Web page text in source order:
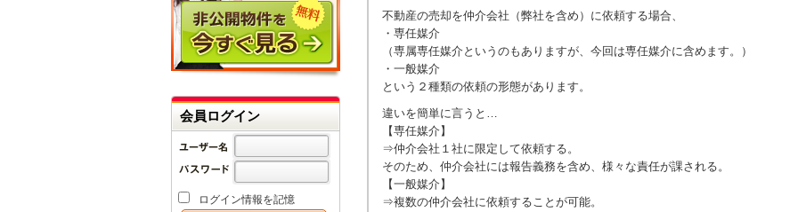
不動産の売却を仲介会社（弊社を含め）に依頼する場合、
・専任媒介
（専属専任媒介というのもありますが、今回は専任媒介に含めます。）
・一般媒介
という２種類の依頼の形態があります。
違いを簡単に言うと…
【専任媒介】
⇒仲介会社１社に限定して依頼する。
そのため、仲介会社には報告義務を含め、様々な責任が課される。
【一般媒介】
⇒複数の仲介会社に依頼することが可能。
会員ログイン
ログイン情報を記憶